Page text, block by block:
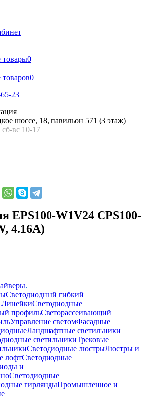
товары0
0
23
шоссе, 18, павильон 571 (3 этаж)
вс 10-17
EPS100-W1V24 CPS100-
4.16A)
Светодиодный гибкий
ЛинейкиСветодиодные
профильСветорассеивающий
Управление светомФасадные
Ландшафтные светильники
светильникиТрековые
Светодиодные люстрыЛюстры и
лофтСветодиодные
и
Светодиодные
гирляндыПромышленное и